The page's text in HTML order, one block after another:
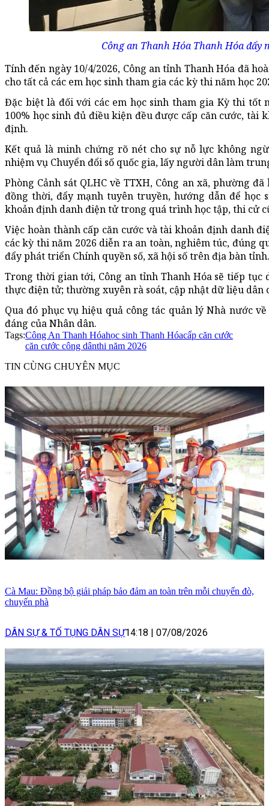
Công an Thanh Hóa Thanh Hóa đẩy
Tính đến ngày 10/4/2026, Công an tỉnh Thanh Hóa đã
cho tất cả các em học sinh tham gia các kỳ thi năm học
Đặc biệt là đối với các em học sinh tham gia Kỳ thi tốt
100% học sinh đủ điều kiện đều được cấp căn cước,
định.
Kết quả là minh chứng rõ nét cho sự nỗ lực không
nhiệm vụ Chuyển đổi số quốc gia, lấy người dân làm
Phòng Cảnh sát QLHC về TTXH, Công an xã, phường
đồng thời, đẩy mạnh tuyên truyền, hướng dẫn để
khoản định danh điện tử trong quá trình học tập, thi cử
Việc hoàn thành cấp căn cước và tài khoản định danh
các kỳ thi năm 2026 diễn ra an toàn, nghiêm túc, đúng
đẩy phát triển Chính quyền số, xã hội số trên địa bàn tỉnh.
Trong thời gian tới, Công an tỉnh Thanh Hóa sẽ tiếp
thực điện tử; thường xuyên rà soát, cập nhật dữ liệu dân
Qua đó phục vụ hiệu quả công tác quản lý Nhà nước
đáng của Nhân dân.
Tags:Công An Thanh Hóahọc sinh Thanh Hóacấp căn cước
căn cước công dânthi năm 2026
TIN CÙNG CHUYÊN MỤC
Cà Mau: Đồng bộ giải pháp bảo đảm an toàn trên mỗi chuyến đò,
chuyến phà
DÂN SỰ & TỐ TỤNG DÂN SỰ14:18 07/08/2026